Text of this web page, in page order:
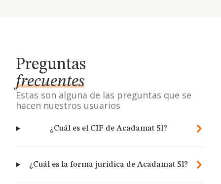
Preguntas
frecuentes
Estas son alguna de las preguntas que se
hacen nuestros usuarios
¿Cuál es el CIF de Acadamat Sl?
¿Cuál es la forma jurídica de Acadamat Sl?